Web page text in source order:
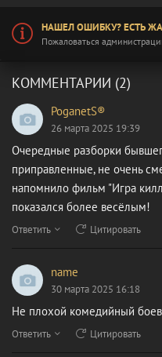
НАШЕЛ ОШИБКУ? ЕСТЬ
Пожаловаться
КОММЕНТАРИИ (2)
PoganetS®
26 марта 2025 19:39
Очередные разборки
приправленные, не очень
напомнило фильм "Игра
показался более весёлым!
Ответить Цитировать
name
30 марта 2025 16:18
Не плохой комедийный
Ответить Цитировать